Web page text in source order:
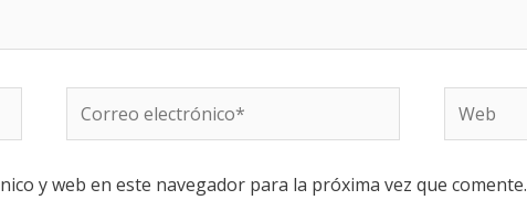
y web en este navegador para la próxima vez que comente.